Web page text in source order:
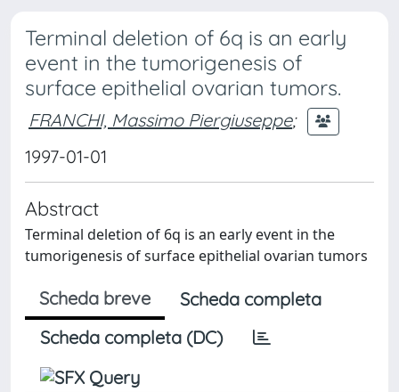
Terminal deletion of 6q is an early
event in the tumorigenesis of
surface epithelial ovarian tumors.
FRANCHI, Massimo Piergiuseppe;
1997-01-01
Abstract
Terminal deletion of 6q is an early event in the
tumorigenesis of surface epithelial ovarian tumors
Scheda breve
Scheda completa
Scheda completa (DC)